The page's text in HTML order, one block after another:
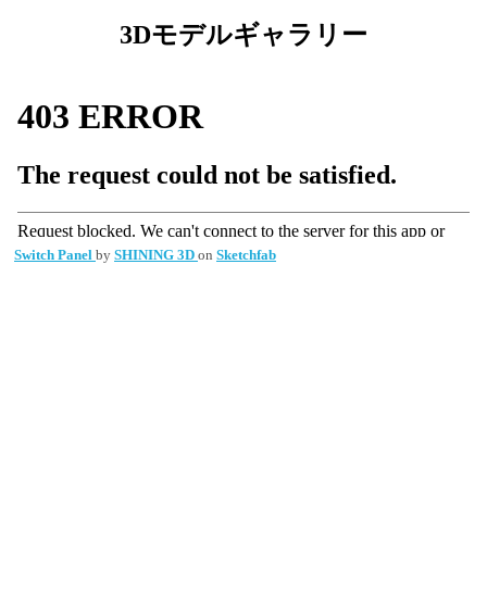
3Dモデルギャラリー
Switch Panel by SHINING 3D on Sketchfab